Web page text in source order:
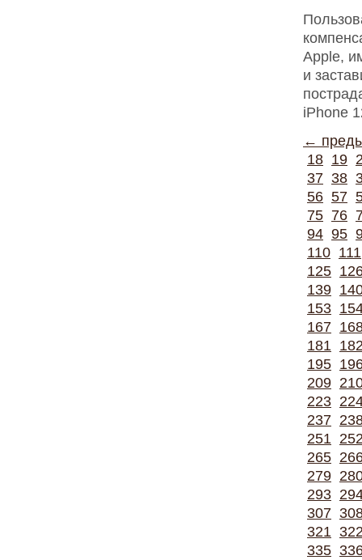
Apple,
и
iPhone
←
18 19
37 38
56 57
75 76
94 95
110 111
125
139
153
167
181
195
209
223
237
251
265
279
293
307
321
335